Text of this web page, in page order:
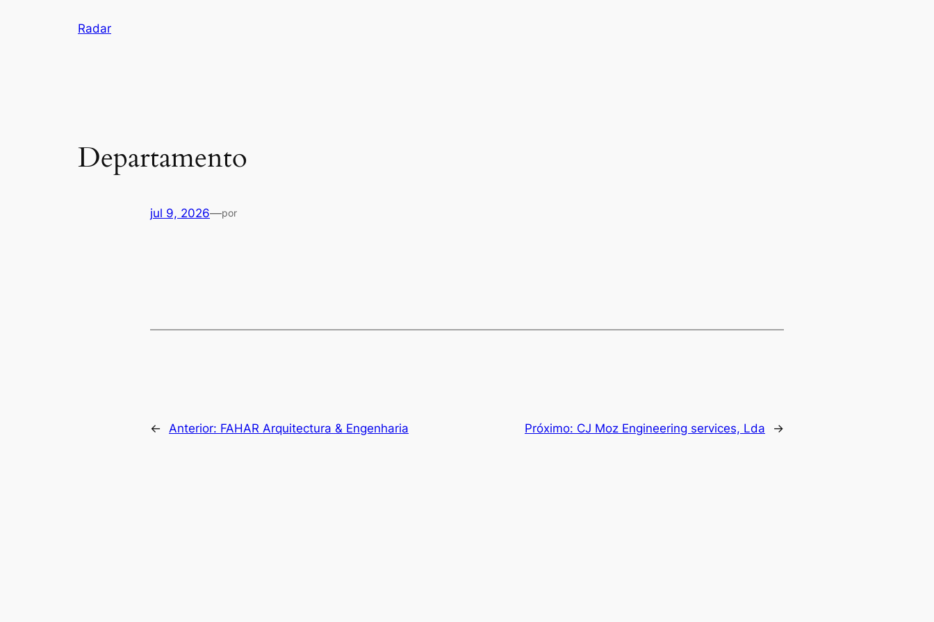
Radar
Departamento
jul 9, 2026—por
← Anterior: FAHAR Arquitectura & Engenharia Próximo: CJ Moz Engineering services, Lda →